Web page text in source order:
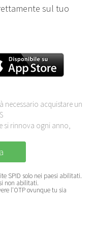
sul tuo
necessario acquistare un
si rinnova ogni anno,
SPID solo nei paesi abilitati.
non abilitati.
l'OTP ovunque tu sia